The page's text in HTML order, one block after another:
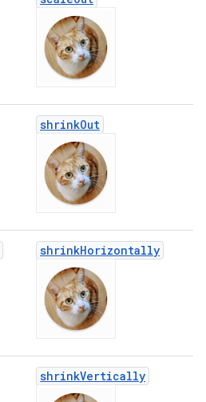
shrinkOut
shrinkHorizontally
shrinkVertically